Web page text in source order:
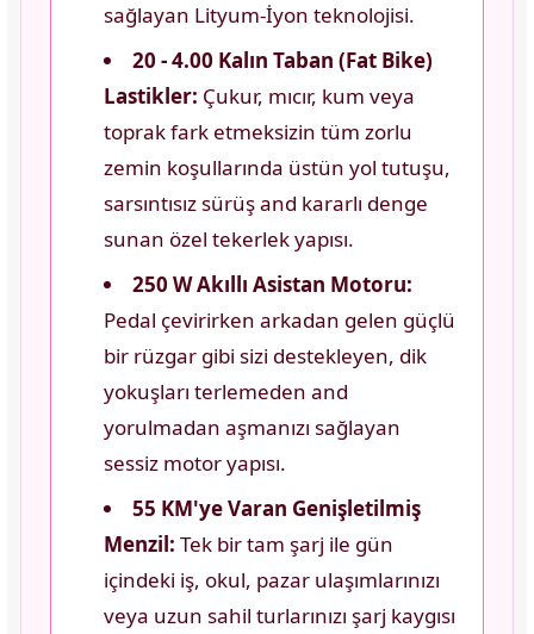
sağlayan Lityum-İyon teknolojisi.
20 - 4.00 Kalın Taban (Fat Bike)
Lastikler: Çukur, mıcır, kum veya
toprak fark etmeksizin tüm zorlu
zemin koşullarında üstün yol tutuşu,
sarsıntısız sürüş and kararlı denge
sunan özel tekerlek yapısı.
250 W Akıllı Asistan Motoru:
Pedal çevirirken arkadan gelen güçlü
bir rüzgar gibi sizi destekleyen, dik
yokuşları terlemeden and
yorulmadan aşmanızı sağlayan
sessiz motor yapısı.
55 KM'ye Varan Genişletilmiş
Menzil: Tek bir tam şarj ile gün
içindeki iş, okul, pazar ulaşımlarınızı
veya uzun sahil turlarınızı şarj kaygısı